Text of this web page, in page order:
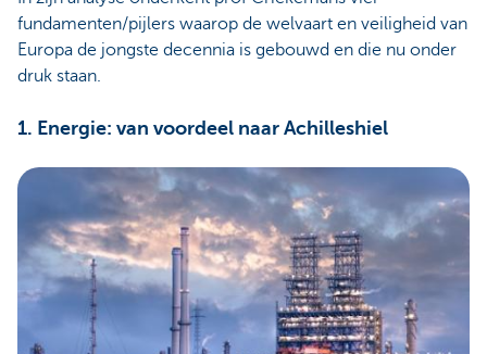
fundamenten/pijlers waarop de welvaart en veiligheid van
Europa de jongste decennia is gebouwd en die nu onder
druk staan.
1. Energie: van voordeel naar Achilleshiel